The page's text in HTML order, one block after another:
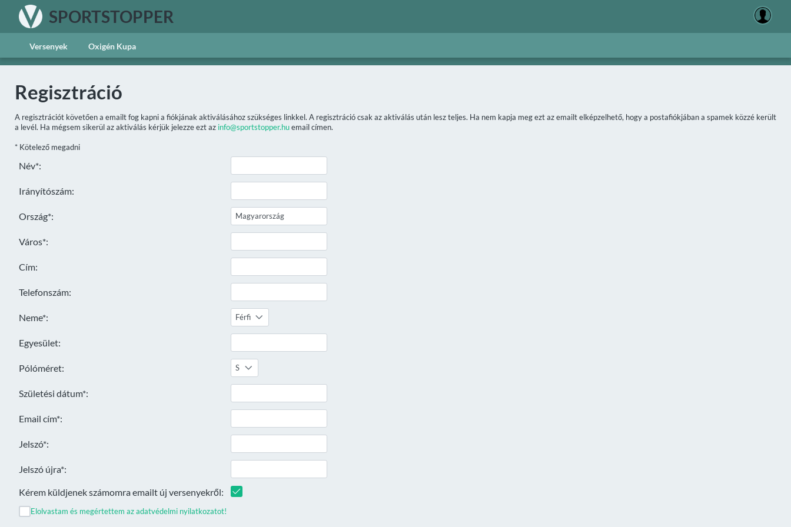
SPORTSTOPPER
Versenyek Oxigén Kupa
Regisztráció
A regisztrációt követően a emailt fog kapni a fiókjának aktiválásához szükséges linkkel. A regisztráció csak az aktiválás után lesz teljes. Ha nem kapja meg ezt az emailt elképzelhető, hogy a postafiókjában a spamek közzé került
a levél. Ha mégsem sikerül az aktiválás kérjük jelezze ezt az info@sportstopper.huemail címen.
* Kötelező megadni
Elolvastam és megértettem az adatvédelmi nyilatkozatot!
Név*:
Irányítószám:
Ország*:
Város*:
Cím:
Telefonszám:
Neme*: Férfi
Egyesület:
Pólóméret: S
Születési dátum*:
Email cím*:
Jelszó*:
Jelszó újra*:
Kérem küldjenek számomra emailt új versenyekről: